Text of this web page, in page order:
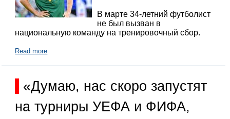
В марте 34-летний футболист
не был вызван в
национальную команду на тренировочный сбор.
Read more
«Думаю, нас скоро запустят
на турниры УЕФА и ФИФА,